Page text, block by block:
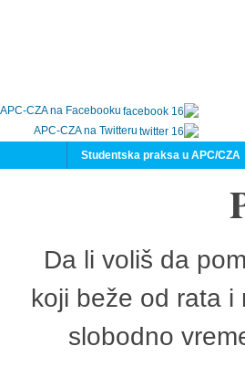
APC-CZA na Facebooku
APC-CZA na Twitteru
Studentska praksa u APC/CZA
Da li voliš da
koji beže od rata i
slobodno